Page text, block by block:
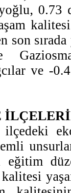
0.73
kalitesi
son
ve -
ilçedeki
eğitim